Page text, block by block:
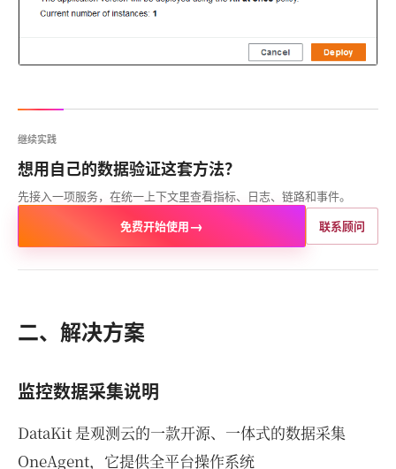
继续实践
想用自己的数据验证这套方法？
先接入一项服务，在统一上下文里查看指标、日志、链路和事件。
免费开始使用→ 联系顾问
二、解决方案
监控数据采集说明
DataKit 是观测云的一款开源、一体式的数据采集
OneAgent，它提供全平台操作系统